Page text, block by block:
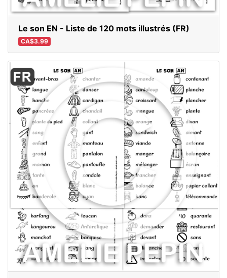
Le son EN - Liste de 120 mots illustrés (FR)
CA$3.99